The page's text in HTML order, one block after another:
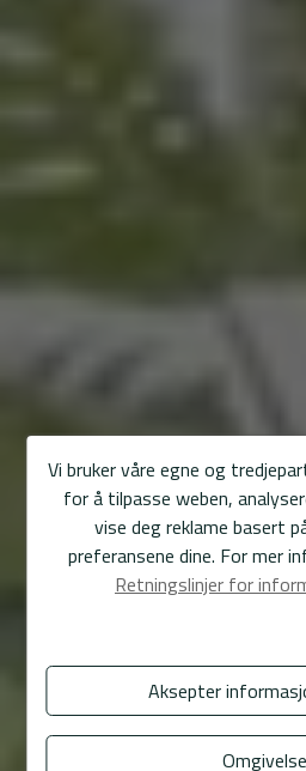
Vi bruker våre egne og
for å tilpasse weben,
vise deg reklame basert
preferansene dine. For mer
Retningslinjer for
Aksepter